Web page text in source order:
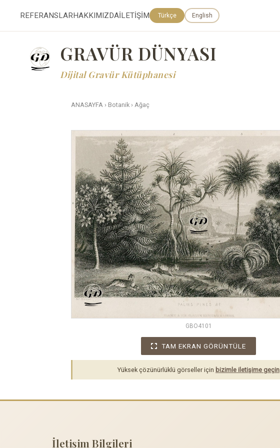
REFERANSLARHAKKIMIZDAİLETİŞİM Türkçe English
GRAVÜR DÜNYASI
Dijital Gravür Kütüphanesi
ANASAYFA › Botanik › Ağaç
GBO4101
TAM EKRAN GÖRÜNTÜLE
Yüksek çözünürlüklü görseller için bizimle iletişime geçin
İletişim Bilgileri